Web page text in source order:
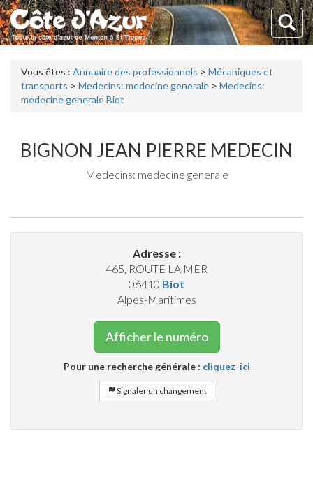
Vous êtes : Annuaire des professionnels > Mécaniques et
transports > Medecins: medecine generale > Medecins:
medecine generale Biot
BIGNON JEAN PIERRE MEDECIN
Medecins: medecine generale
Adresse :
465, ROUTE LA MER
06410 Biot
Alpes-Maritimes
Afficher le numéro
Pour une recherche générale : cliquez-ici
Signaler un changement